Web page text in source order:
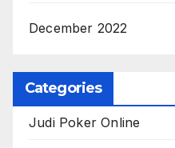
December 2022
Categories
Judi Poker Online